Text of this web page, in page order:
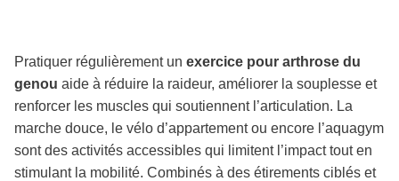
Pratiquer régulièrement un exercice pour arthrose du
genou aide à réduire la raideur, améliorer la souplesse et
renforcer les muscles qui soutiennent l’articulation. La
marche douce, le vélo d’appartement ou encore l’aquagym
sont des activités accessibles qui limitent l’impact tout en
stimulant la mobilité. Combinés à des étirements ciblés et